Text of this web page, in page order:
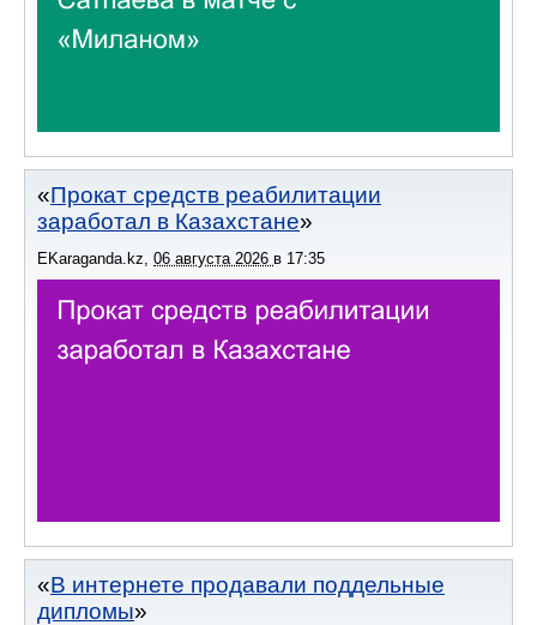
Прокат средств реабилитации
заработал в Казахстане
EKaraganda.kz, 06 августа 2026 в 17:35
В интернете продавали поддельные
дипломы